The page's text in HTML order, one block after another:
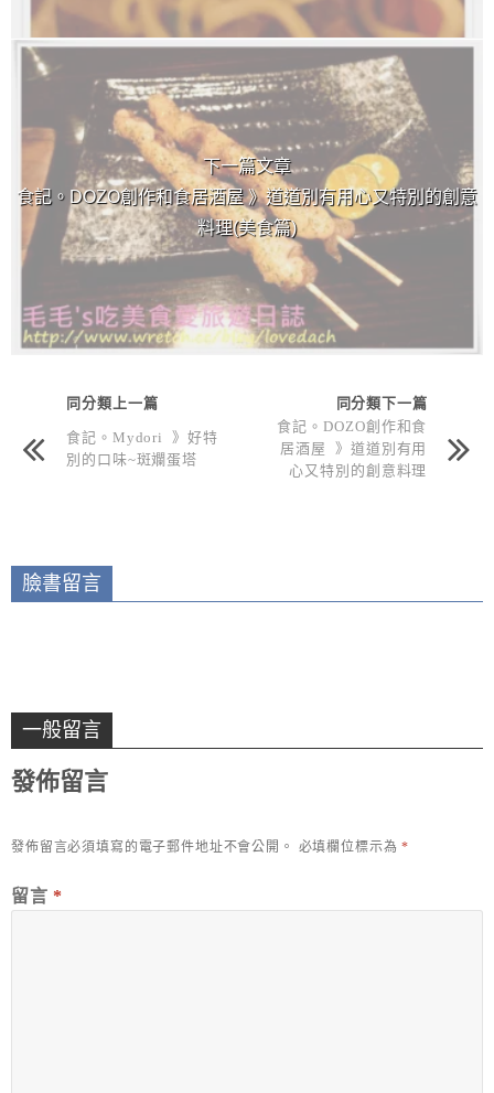
下一篇文章
食記。DOZO創作和食居酒屋 》道道別有用心又特別的創意
料理(美食篇)
同分類上一篇
食記。Mydori 》好特
別的口味~斑斕蛋塔
同分類下一篇
食記。DOZO創作和食
居酒屋 》道道別有用
心又特別的創意料理
臉書留言
一般留言
發佈留言
發佈留言必須填寫的電子郵件地址不會公開。 必填欄位標示為*
留言 *